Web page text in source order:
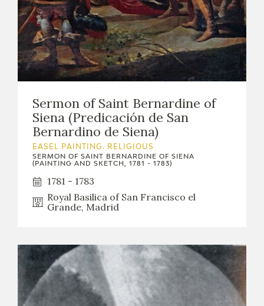
EL VIAJE DE GOYA
CATÁLOGO
PREMIO ARAGÓN GOYA
PUBLICACIONES
SHOP
Sermon of Saint Bernardine of
Siena (Predicación de San
Bernardino de Siena)
EASEL PAINTING. RELIGIOUS
SERMON OF SAINT BERNARDINE OF SIENA
(PAINTING AND SKETCH, 1781 - 1783)
1781 - 1783
Royal Basilica of San Francisco el
Grande, Madrid